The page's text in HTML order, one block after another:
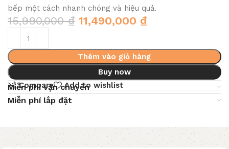
bếp một cách nhanh chóng và hiệu quả.
15,990,000₫ 11,490,000 ₫
Thêm vào giỏ hàng
Buy now
Compare
Add to wishlist
Miễn phí vận chuyển
Miễn phí lắp đặt